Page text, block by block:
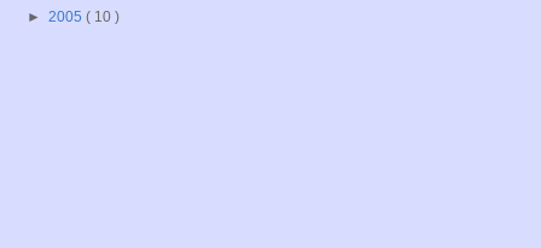
► 2005 ( 10 )